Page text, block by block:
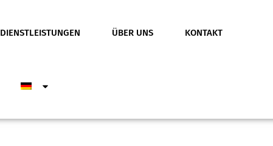
DIENSTLEISTUNGEN ÜBER UNS KONTAKT